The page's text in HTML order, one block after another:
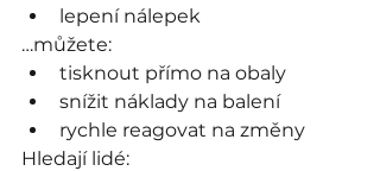
lepení nálepek
…můžete:
tisknout přímo na obaly
snížit náklady na balení
rychle reagovat na změny
Hledají lidé: